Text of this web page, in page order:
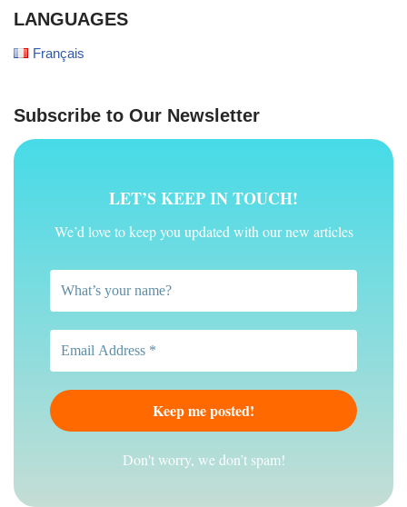
LANGUAGES
Français
Subscribe to Our Newsletter
LET’S KEEP IN TOUCH!
We’d love to keep you updated with our new articles
Don't worry, we don’t spam!